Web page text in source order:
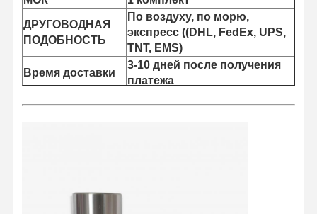
ДРУГОВОДНАЯ
ПОДОБНОСТЬ
По воздуху, по морю,
экспресс ((DHL, FedEx, UPS,
TNT, EMS)
Время доставки
3-10 дней после получения
платежа